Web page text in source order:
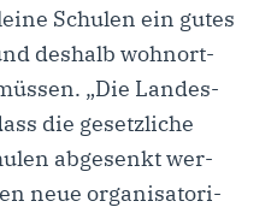
Schu­len ein gutes
des­halb wohn­ort­
„Die Lan­­des-
die gesetz­li­che
abge­senkt wer­
neue orga­ni­sa­to­ri­